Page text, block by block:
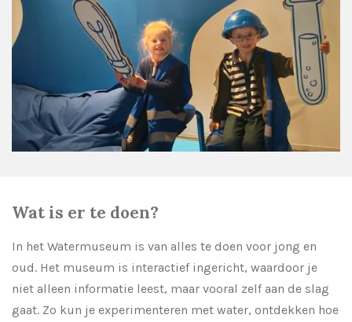
Wat is er te doen?
In het Watermuseum is van alles te doen voor jong en
oud. Het museum is interactief ingericht, waardoor je
niet alleen informatie leest, maar vooral zelf aan de slag
gaat. Zo kun je experimenteren met water, ontdekken hoe